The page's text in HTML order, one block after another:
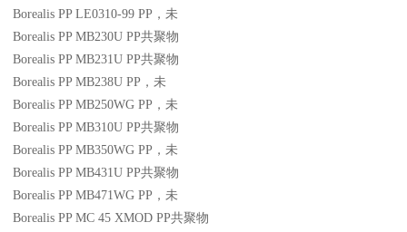
Borealis PP LE0310-99 PP ，未
Borealis PP MB230U PP共聚物
Borealis PP MB231U PP共聚物
Borealis PP MB238U PP ，未
Borealis PP MB250WG PP ，未
Borealis PP MB310U PP共聚物
Borealis PP MB350WG PP ，未
Borealis PP MB431U PP共聚物
Borealis PP MB471WG PP ，未
Borealis PP MC 45 XMOD PP共聚物